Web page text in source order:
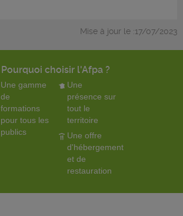
Mise à jour le :17/07/2023
Pourquoi choisir l'Afpa ?
Une gamme
de
formations
pour tous les
publics
Une
présence sur
tout le
territoire
Une offre
d'hébergement
et de
restauration